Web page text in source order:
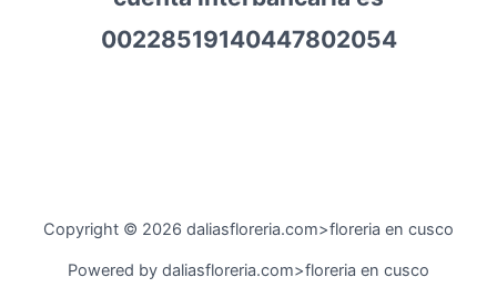
00228519140447802054
Copyright © 2026 daliasfloreria.com>floreria en cusco
Powered by daliasfloreria.com>floreria en cusco